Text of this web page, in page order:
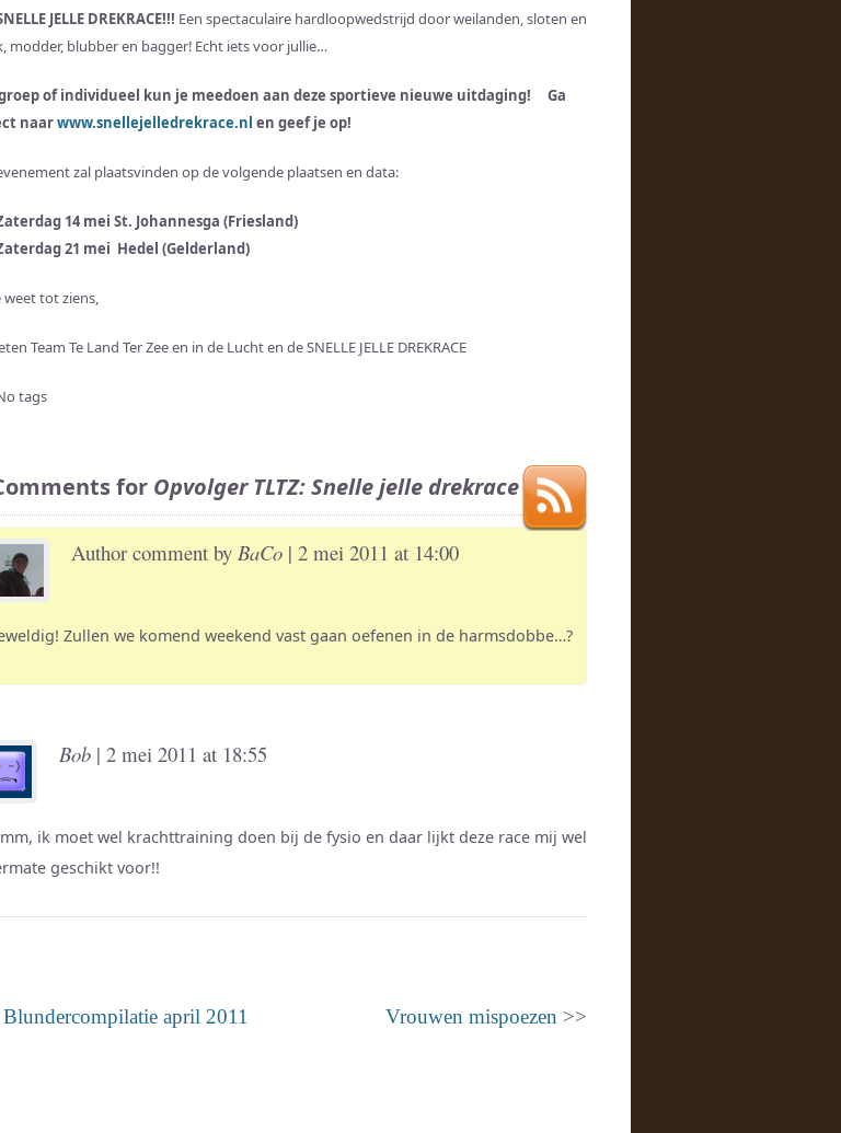
JELLE DREKRACE!!! Een spectaculaire hardloopwedstrijd door weilanden, sloten en
modder, blubber en bagger! Echt iets voor jullie…
of individueel kun je meedoen aan deze sportieve nieuwe uitdaging! Ga
naarwww.snellejelledrekrace.nl en geef je op!
zal plaatsvinden op de volgende plaatsen en data:
14 mei St. Johannesga (Friesland)
21 mei Hedel (Gelderland)
weet tot ziens,
Team Te Land Ter Zee en in de Lucht en de SNELLE JELLE DREKRACE
tags
for Opvolger TLTZ: Snelle jelle drekrace
Author comment by BaCo | 2 mei 2011 at 14:00
Zullen we komend weekend vast gaan oefenen in de harmsdobbe…?
Bob | 2 mei 2011 at 18:55
ik moet wel krachttraining doen bij de fysio en daar lijkt deze race mij wel
geschikt voor!!
Blundercompilatie april 2011 Vrouwen mispoezen >>